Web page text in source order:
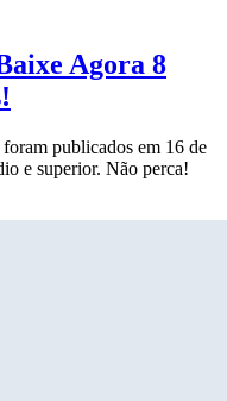
Agora 8
publicados em 16 de
e superior. Não perca!